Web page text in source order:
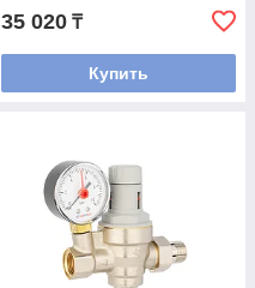
35 020 ₸
Купить